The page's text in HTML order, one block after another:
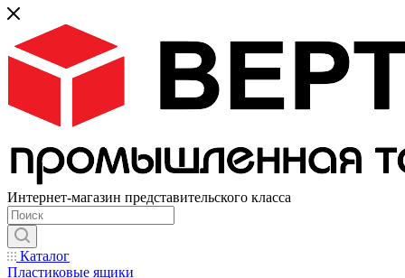
Интернет-магазин представительского класса
Каталог
Пластиковые ящики